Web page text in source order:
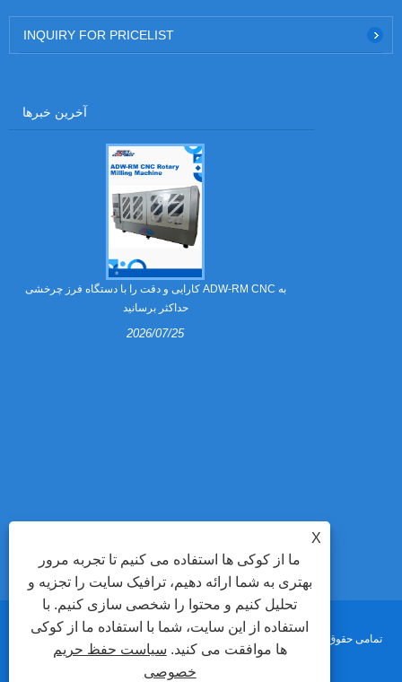
INQUIRY FOR PRICELIST
آخرین خبرها
کارایی و دقت را با دستگاه فرز چرخشی ADW-RM CNC به
حداکثر برسانید
2026/07/25
X
ما از کوکی ها استفاده می کنیم تا تجربه مرور
بهتری به شما ارائه دهیم، ترافیک سایت را تجزیه و
تحلیل کنیم و محتوا را شخصی سازی کنیم. با
استفاده از این سایت، شما با استفاده ما از کوکی
ها موافقت می کنید. سیاست حفظ حریم
خصوصی